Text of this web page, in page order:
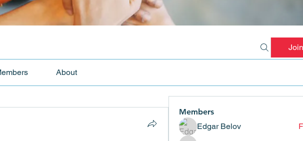
Join
About
Members
Edgar Belov